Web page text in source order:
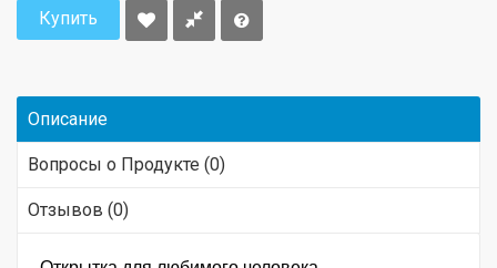
Купить
Описание
Вопросы о Продукте (0)
Отзывов (0)